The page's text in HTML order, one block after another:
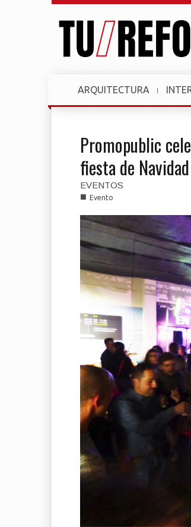
ARQUITECTURA
Promopublic
fiesta de Navidad
EVENTOS
■ Evento